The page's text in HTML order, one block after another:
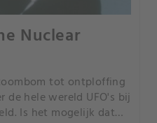
Nuclear
tot ontploffing
de hele wereld UFO's bij
Is het mogelijk dat